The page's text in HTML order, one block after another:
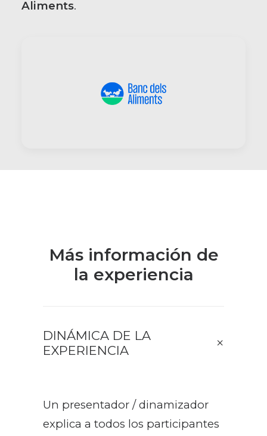
Aliments.
Más información de
la experiencia
DINÁMICA DE LA
EXPERIENCIA
Un presentador / dinamizador
explica a todos los participantes